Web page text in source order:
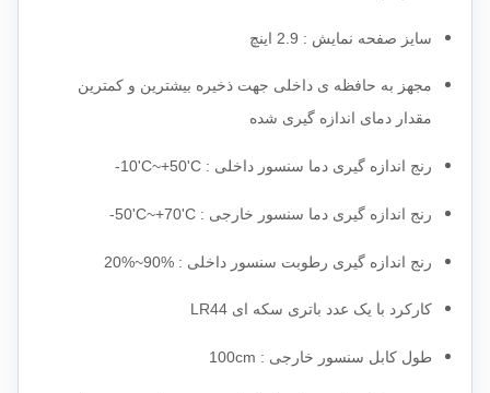
سایز صفحه نمایش : 2.9 اینچ
مجهز به حافظه ی داخلی جهت ذخیره بیشترین و کمترین
مقدار دمای اندازه گیری شده
رنج اندازه گیری دما سنسور داخلی : -10'C~+50'C
رنج اندازه گیری دما سنسور خارجی : -50'C~+70'C
رنج اندازه گیری رطوبت سنسور داخلی : 20%~90%
کارکرد با یک عدد باتری سکه ای LR44
طول کابل سنسور خارجی : 100cm